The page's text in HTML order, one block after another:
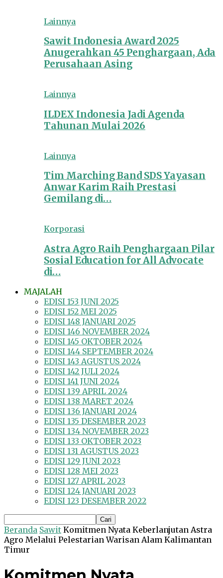
Lainnya
Sawit Indonesia Award 2025
Anugerahkan 45 Penghargaan, Ada
Perusahaan Asing
Lainnya
ILDEX Indonesia Jadi Agenda
Tahunan Mulai 2026
Lainnya
Tim Marching Band SDS Yayasan
Anwar Karim Raih Prestasi
Gemilang di…
Korporasi
Astra Agro Raih Penghargaan Pilar
Sosial Education for All Advocate
di…
MAJALAH
EDISI 153 JUNI 2025
EDISI 152 MEI 2025
EDISI 148 JANUARI 2025
EDISI 146 NOVEMBER 2024
EDISI 145 OKTOBER 2024
EDISI 144 SEPTEMBER 2024
EDISI 143 AGUSTUS 2024
EDISI 142 JULI 2024
EDISI 141 JUNI 2024
EDISI 139 APRIL 2024
EDISI 138 MARET 2024
EDISI 136 JANUARI 2024
EDISI 135 DESEMBER 2023
EDISI 134 NOVEMBER 2023
EDISI 133 OKTOBER 2023
EDISI 131 AGUSTUS 2023
EDISI 129 JUNI 2023
EDISI 128 MEI 2023
EDISI 127 APRIL 2023
EDISI 124 JANUARI 2023
EDISI 123 DESEMBER 2022
Beranda Sawit Komitmen Nyata Keberlanjutan Astra
Agro Melalui Pelestarian Warisan Alam Kalimantan
Timur